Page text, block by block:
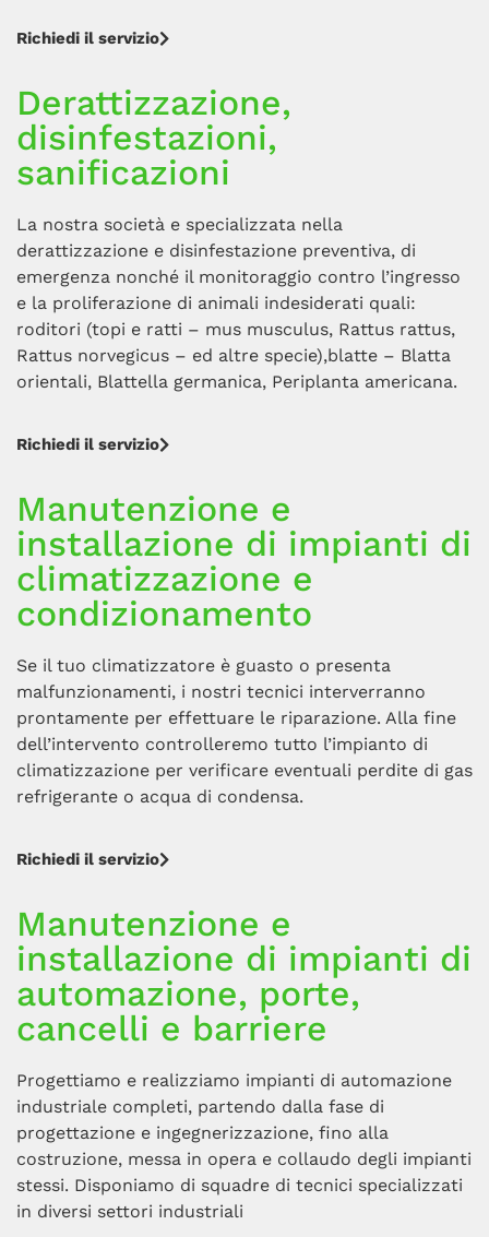
Richiedi il servizio
Derattizzazione,
disinfestazioni,
sanificazioni
La nostra società e specializzata nella
derattizzazione e disinfestazione preventiva, di
emergenza nonché il monitoraggio contro l’ingresso
e la proliferazione di animali indesiderati quali:
roditori (topi e ratti – mus musculus, Rattus rattus,
Rattus norvegicus – ed altre specie),blatte – Blatta
orientali, Blattella germanica, Periplanta americana.
Richiedi il servizio
Manutenzione e
installazione di impianti di
climatizzazione e
condizionamento
Se il tuo climatizzatore è guasto o presenta
malfunzionamenti, i nostri tecnici interverranno
prontamente per effettuare le riparazione. Alla fine
dell’intervento controlleremo tutto l’impianto di
climatizzazione per verificare eventuali perdite di gas
refrigerante o acqua di condensa.
Richiedi il servizio
Manutenzione e
installazione di impianti di
automazione, porte,
cancelli e barriere
Progettiamo e realizziamo impianti di automazione
industriale completi, partendo dalla fase di
progettazione e ingegnerizzazione, fino alla
costruzione, messa in opera e collaudo degli impianti
stessi. Disponiamo di squadre di tecnici specializzati
in diversi settori industriali